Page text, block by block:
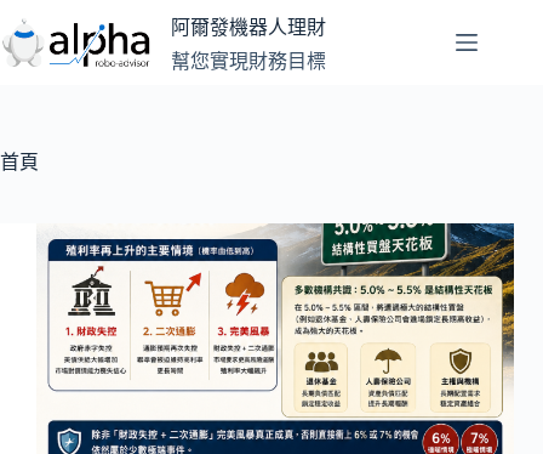
至
主
容
阿爾發機器人理財
幫您實現財務目標
首頁